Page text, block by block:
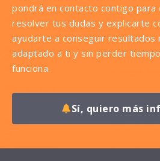
pondrá en contacto contigo para
resolver tus dudas y explicarte
ayudarte a conseguir resultados
adaptado a ti y sin perder
funciona.
Sí, quiero más